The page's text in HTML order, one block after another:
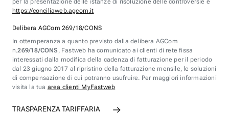
per la presentazione delle istanze di risoluzione delle controversie è
https://conciliaweb.agcom.it
Delibera AGCom 269/18/CONS
In ottemperanza a quanto previsto dalla delibera AGCom
n.269/18/CONS , Fastweb ha comunicato ai clienti di rete fissa
interessati dalla modifica della cadenza di fatturazione per il periodo
dal 23 giugno 2017 al ripristino della fatturazione mensile, le soluzioni
di compensazione di cui potranno usufruire. Per maggiori informazioni
visita la tua area clienti MyFastweb
TRASPARENZA TARIFFARIA